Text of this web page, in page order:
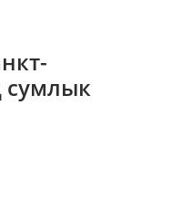
сумлык